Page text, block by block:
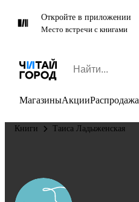
Откройте в приложении
Место встречи с книгами
МагазиныАкцииРаспродажа
Книги Таиса Ладыженская